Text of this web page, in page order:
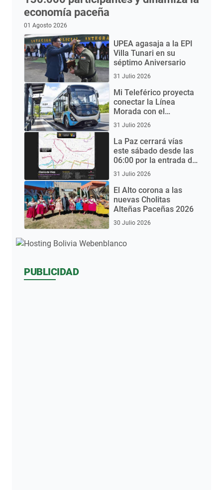
economía paceña
01 Agosto 2026
UPEA agasaja a la EPI
Villa Tunari en su
séptimo Aniversario
31 Julio 2026
Mi Teleférico proyecta
conectar la Línea
Morada con el
Aeropuerto de El Alto
eléctricos
31 Julio 2026
La Paz cerrará vías
este sábado desde las
06:00 por la entrada del
Gran Poder 2026
31 Julio 2026
El Alto corona a las
nuevas Cholitas
Alteñas Paceñas 2026
30 Julio 2026
PUBLICIDAD